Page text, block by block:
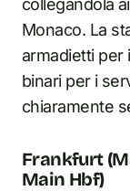
Monaco. La
armadietti per
binari per i
chiaramente
Frankfurt
Main Hbf)